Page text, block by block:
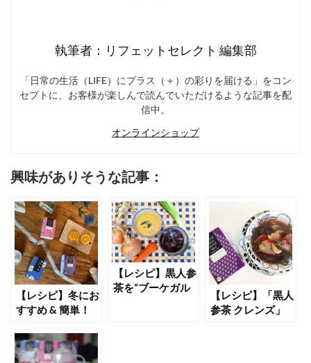
執筆者：リフェットセレクト 編集部
「日常の生活（LIFE）にプラス（＋）の彩りを届ける」をコン
セプトに、お客様が楽しんで読んでいただけるような記事を配
信中。
オンラインショップ
興味がありそうな記事：
【レシピ】冬にお
すすめ & 簡単！
ジレシピ 3選
【レシピ】黒人参
茶を”ブーケガル
【レシピ】「黒人
参茶 クレンズ」